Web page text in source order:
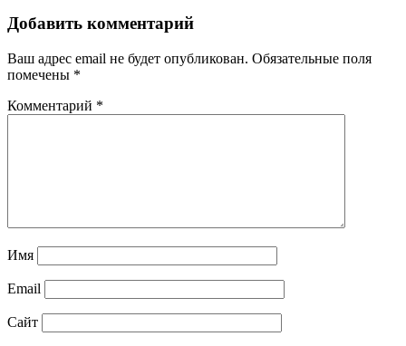
Добавить комментарий
Ваш адрес email не будет опубликован. Обязательные поля
помечены *
Комментарий *
Имя
Email
Сайт